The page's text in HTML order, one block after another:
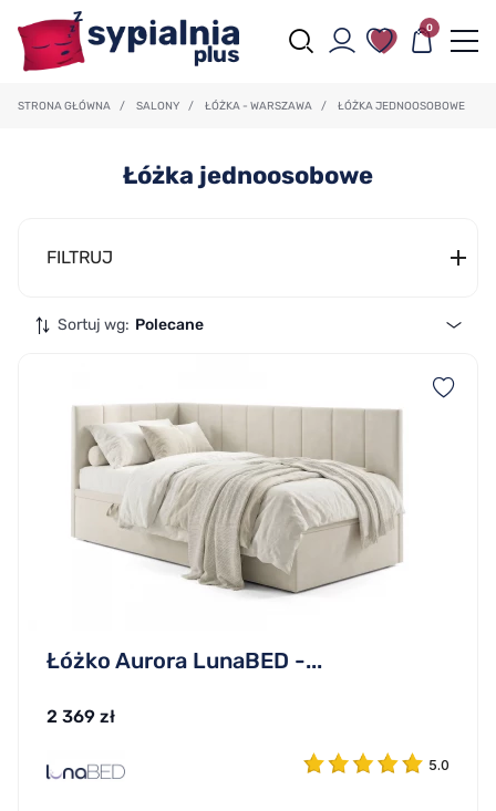
0
STRONA GŁÓWNA / SALONY / ŁÓŻKA - WARSZAWA / ŁÓŻKA JEDNOOSOBOWE
Łóżka jednoosobowe
FILTRUJ
Sortuj wg: Polecane
Łóżko Aurora LunaBED -...
2 369 zł
5.0